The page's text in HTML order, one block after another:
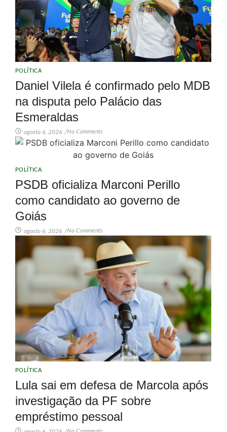
POLÍTICA
Daniel Vilela é confirmado pelo MDB
na disputa pelo Palácio das
Esmeraldas
agosto 6, 2026 /No Comments
POLÍTICA
PSDB oficializa Marconi Perillo
como candidato ao governo de
Goiás
agosto 6, 2026 /No Comments
POLÍTICA
Lula sai em defesa de Marcola após
investigação da PF sobre
empréstimo pessoal